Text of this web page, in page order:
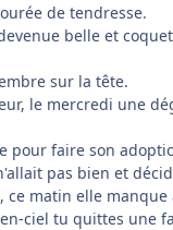
de tendresse.
belle et
sur la tête.
le mercredi une
pour faire son
pas bien et
matin elle manque
ciel tu quittes une